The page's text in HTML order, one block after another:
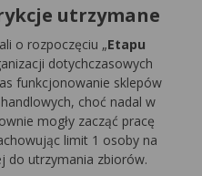
utrzymane
o rozpoczęciu „Etapu
dotychczasowych
funkcjonowanie sklepów
choć nadal w
mogły zacząć pracę
limit 1 osoby na
do utrzymania zbiorów.